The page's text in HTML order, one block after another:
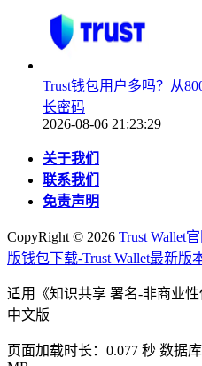
Trust钱包用户多吗？从
长密码
2026-08-06 21:23:29
关于我们
联系我们
免责声明
CopyRight © 2026 Trust Wallet
版钱包下载-Trust Wallet最新版
适用《知识共享 署名-非商业
中文版
页面加载时长：0.077 秒 数据